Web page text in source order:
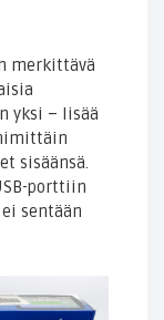
merkittävä
yksi – lisää
sisäänsä.
porttiin
sentään